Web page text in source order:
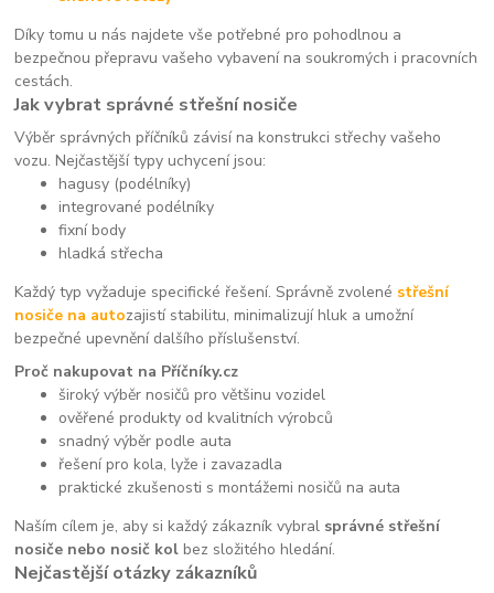
Díky tomu u nás najdete vše potřebné pro pohodlnou a
bezpečnou přepravu vašeho vybavení na soukromých i pracovních
cestách.
Jak vybrat správné střešní nosiče
Výběr správných příčníků závisí na konstrukci střechy vašeho
vozu. Nejčastější typy uchycení jsou:
hagusy (podélníky)
integrované podélníky
fixní body
hladká střecha
Každý typ vyžaduje specifické řešení. Správně zvolené střešní
nosiče na autozajistí stabilitu, minimalizují hluk a umožní
bezpečné upevnění dalšího příslušenství.
Proč nakupovat na Příčníky.cz
široký výběr nosičů pro většinu vozidel
ověřené produkty od kvalitních výrobců
snadný výběr podle auta
řešení pro kola, lyže i zavazadla
praktické zkušenosti s montážemi nosičů na auta
Naším cílem je, aby si každý zákazník vybral správné střešní
nosiče nebo nosič kol bez složitého hledání.
Nejčastější otázky zákazníků